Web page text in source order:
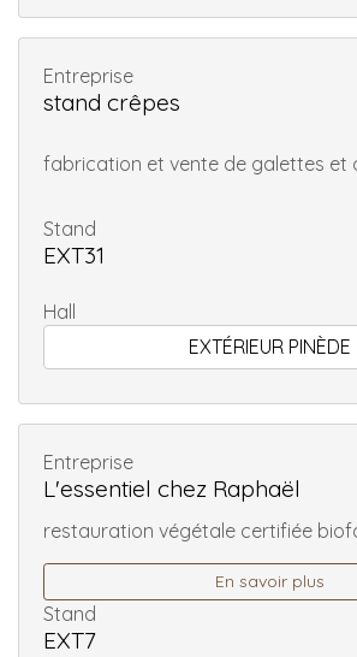
Entreprise
stand crêpes
fabrication et vente de galettes et
Stand
EXT31
Hall
EXTÉRIEUR PINÈDE
Entreprise
L'essentiel chez Raphaël
restauration végétale certifiée
En savoir plus
Stand
EXT7